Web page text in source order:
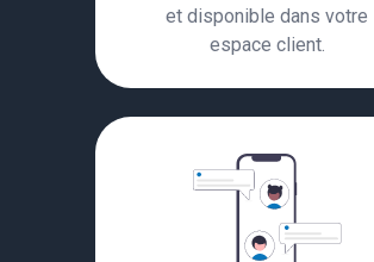
et disponible dans votre
espace client.